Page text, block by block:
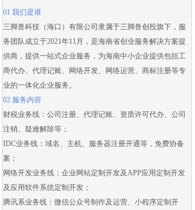
01 我们是谁
三脚兽科技（海口）有限公司隶属于三脚兽创投旗下，服
务团队成立于2021年11月，是海南省创业服务解决方案提
供商，提供一站式企业服务，为海南中小企业提供包括工
商代办、 代理记账、 网络开发、 网络运营、 商标注册等专
业的一体化企业服务。
02 服务内容
财税业务线： 公司注册、 代理记账、 资质许可代办、 公司
注销、 疑难解除等；
IDC业务线：域名、主机、服务器注册开通等，免费协备
案；
网络开发业务线： 企业网站定制开发及APP应用定制开发
及应用软件系统定制开发 ；
腾讯系业务线：微信公众号制作及运营、 小程序定制开